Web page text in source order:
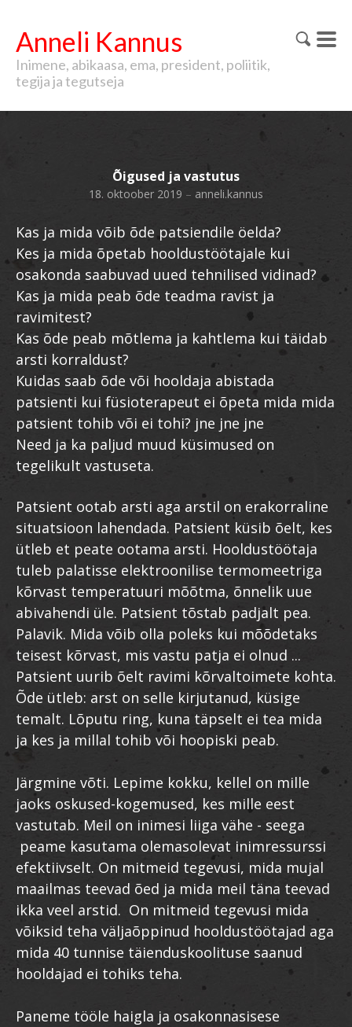
Anneli Kannus
Inimene, abikaasa, ema, president, poliitik,
tegija ja tegutseja
Õigused ja vastutus
18. oktoober 2019 – anneli.kannus
Kas ja mida võib õde patsiendile öelda?
Kes ja mida õpetab hooldustöötajale kui
osakonda saabuvad uued tehnilised vidinad?
Kas ja mida peab õde teadma ravist ja
ravimitest?
Kas õde peab mõtlema ja kahtlema kui täidab
arsti korraldust?
Kuidas saab õde või hooldaja abistada
patsienti kui füsioterapeut ei õpeta mida mida
patsient tohib või ei tohi? jne jne jne
Need ja ka paljud muud küsimused on
tegelikult vastuseta.
Patsient ootab arsti aga arstil on erakorraline
situatsioon lahendada. Patsient küsib õelt, kes
ütleb et peate ootama arsti. Hooldustöötaja
tuleb palatisse elektroonilise termomeetriga
kõrvast temperatuuri mõõtma, õnnelik uue
abivahendi üle. Patsient tõstab padjalt pea.
Palavik. Mida võib olla poleks kui mõõdetaks
teisest kõrvast, mis vastu patja ei olnud ...
Patsient uurib õelt ravimi kõrvaltoimete kohta.
Õde ütleb: arst on selle kirjutanud, küsige
temalt. Lõputu ring, kuna täpselt ei tea mida
ja kes ja millal tohib või hoopiski peab.
Järgmine võti. Lepime kokku, kellel on mille
jaoks oskused-kogemused, kes mille eest
vastutab. Meil on inimesi liiga vähe - seega
peame kasutama olemasolevat inimressurssi
efektiivselt. On mitmeid tegevusi, mida mujal
maailmas teevad õed ja mida meil täna teevad
ikka veel arstid. On mitmeid tegevusi mida
võiksid teha väljaõppinud hooldustöötajad aga
mida 40 tunnise täienduskoolituse saanud
hooldajad ei tohiks teha.
Paneme tööle haigla ja osakonnasisese